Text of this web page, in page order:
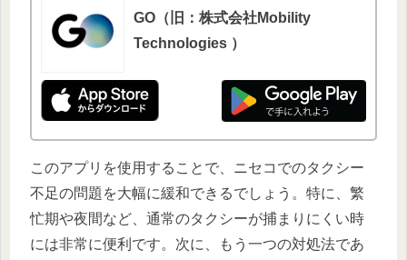
GO（旧：株式会社Mobility
Technologies ）
このアプリを使用することで、ニセコでのタクシー
不足の問題を大幅に緩和できるでしょう。特に、繁
忙期や夜間など、通常のタクシーが捕まりにくい時
には非常に便利です。次に、もう一つの対処法であ